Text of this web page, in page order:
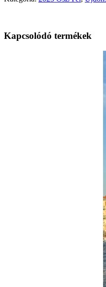
Kapcsolódó termékek